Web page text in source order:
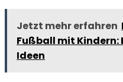
Jetzt mehr erfahren
Fußball mit Kindern:
Ideen